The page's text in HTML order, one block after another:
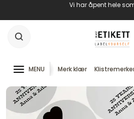
Vi har åpent hele
MENU Merk klær